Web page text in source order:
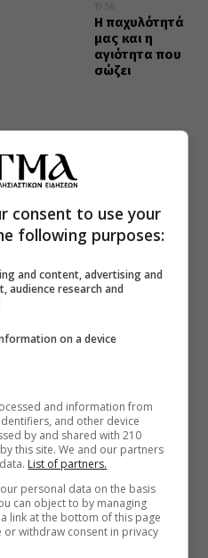
19:56
Η παχυλότητά
μας και η
αγιότητα που
σώζει
consent to use your
following purposes:
and content, advertising and
audience research and
on a device
and information from
and other device
by and shared with 210
this site. We and our partners
List of partners.
personal data on the basis
can object to by managing
link at the bottom of this page
or withdraw consent in privacy